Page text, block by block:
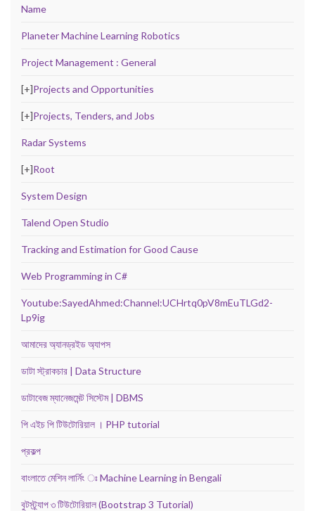
Name
Planeter Machine Learning Robotics
Project Management : General
[+]Projects and Opportunities
[+]Projects, Tenders, and Jobs
Radar Systems
[+]Root
System Design
Talend Open Studio
Tracking and Estimation for Good Cause
Web Programming in C#
Youtube:SayedAhmed:Channel:UCHrtq0pV8mEuTLGd2-
Lp9ig
আমাদের অ্যানড্রইড অ্যাপস
ডাটা স্ট্রাকচার | Data Structure
ডাটাবেজ ম্যানেজমেন্ট সিস্টেম | DBMS
পি এইচ পি টিউটোরিয়াল । PHP tutorial
প্রকল্প
বাংলাতে মেশিন লার্নিং ঃ Machine Learning in Bengali
বুটস্ট্র্যাপ ৩ টিউটোরিয়াল (Bootstrap 3 Tutorial)